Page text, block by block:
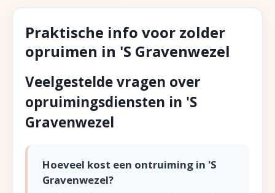
Praktische info voor zolder
opruimen in 'S Gravenwezel
Veelgestelde vragen over
opruimingsdiensten in 'S
Gravenwezel
Hoeveel kost een ontruiming in 'S
Gravenwezel?